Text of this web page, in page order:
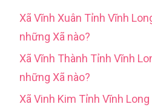
Xã Vĩnh Xuân Tỉnh Vĩnh
những Xã nào?
Xã Vĩnh Thành Tỉnh Vĩnh
những Xã nào?
Xã Vinh Kim Tỉnh Vĩnh